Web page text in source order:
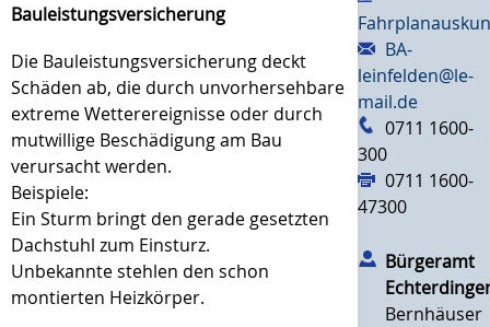
Bauleistungsversicherung
Die Bauleistungsversicherung deckt
Schäden ab, die durch unvorhersehbare
extreme Wetterereignisse oder durch
mutwillige Beschädigung am Bau
verursacht werden.
Beispiele:
Ein Sturm bringt den gerade gesetzten
Dachstuhl zum Einsturz.
Unbekannte stehlen den schon
montierten Heizkörper.
BA-
leinfelden@le-
mail.de
0711 1600-
300
0711 1600-
47300
Bürgeramt
Bernhäuser